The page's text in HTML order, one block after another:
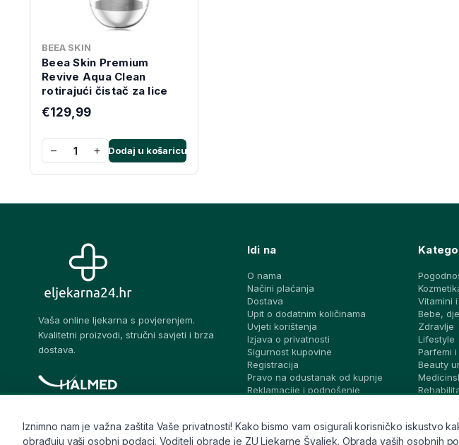
BEEA SKIN
Beea Skin Premium
Revive Aqua Clean
rotirajući čistač za lice
€129,99
− + Dodaj u košaricu
Vaša online ljekarna s povjerenjem.
Kvalitetni proizvodi, stručni savjeti i brza
dostava.
Idi na
O nama
Načini plaćanja
Dostava
Upit o dodatnim količinama
Uvjeti korištenja
Izjava o privatnosti
Sigurnost kupovine
Registracija
Pravo na odustanak od kupnje
Reklamacije i podnošenje
Pitaj ljekarnika
Česta pitanja
Vitamini
Bebe,
Zdravlje
Lifestyle
Parfemi
Beauty
Iznimno nam je važna zaštita Vaše privatnosti! Kako bismo vam osigurali korisničko
obrađuju vaši osobni podaci. Voditelj obrade je ZU Ljekarne Švaljek. Obrada vaših osobnih